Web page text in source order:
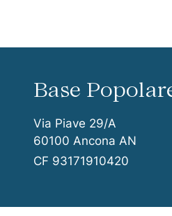
Base
Via Piave 29/A
60100 Ancona AN
CF 93171910420